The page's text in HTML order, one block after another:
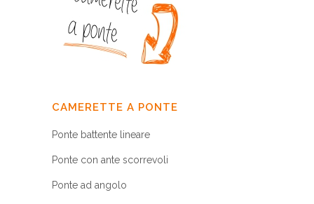
CAMERETTE A PONTE
Ponte battente lineare
Ponte con ante scorrevoli
Ponte ad angolo